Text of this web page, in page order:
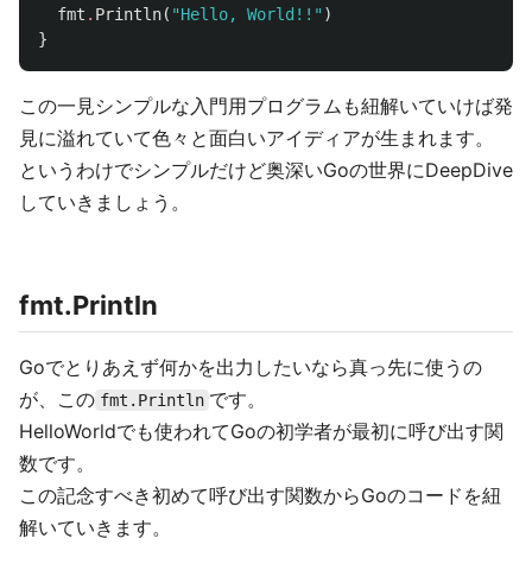
fmt . Println( "Hello, World!!" )
}
この一見シンプルな入門用プログラムも紐解いていけば発
見に溢れていて色々と面白いアイディアが生まれます。
というわけでシンプルだけど奥深いGoの世界にDeepDive
していきましょう。
fmt.Println
Goでとりあえず何かを出力したいなら真っ先に使うの
が、この fmt.Println です。
HelloWorldでも使われてGoの初学者が最初に呼び出す関
数です。
この記念すべき初めて呼び出す関数からGoのコードを紐
解いていきます。